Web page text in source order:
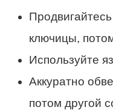
ключицы,
Используйте
Аккуратно
потом другой